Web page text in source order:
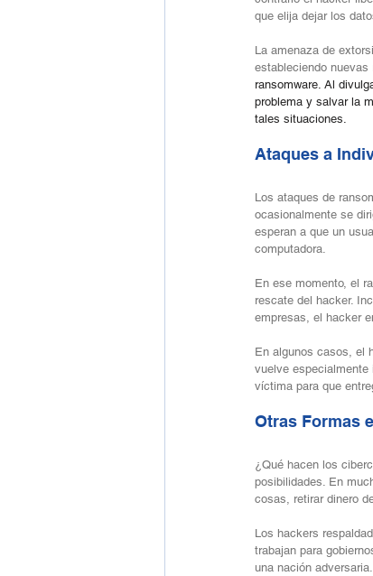
que elija dejar los
La amenaza de
estableciendo nuevas
ransomware. Al
problema y salvar la
tales situaciones.
Ataques a
Los ataques de
ocasionalmente se
esperan a que un
computadora.
En ese momento, el
rescate del hacker.
empresas, el hacker
En algunos casos, el
vuelve especialmente
víctima para que
Otras Formas
¿Qué hacen los
posibilidades. En
cosas, retirar dinero
Los hackers
trabajan para
una nación